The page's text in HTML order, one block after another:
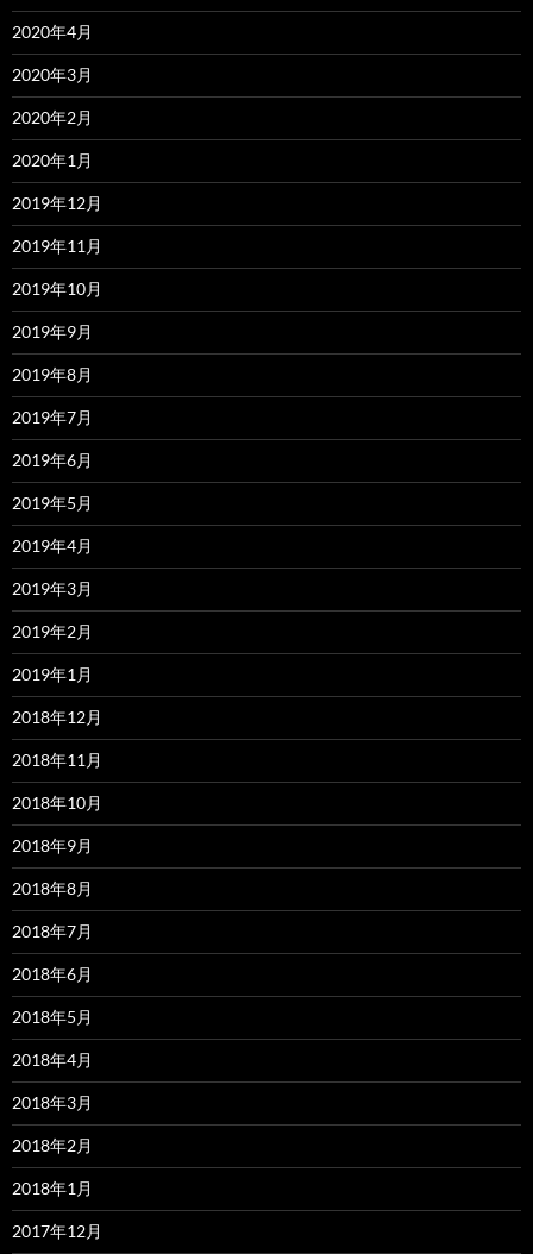
2020年4月
2020年3月
2020年2月
2020年1月
2019年12月
2019年11月
2019年10月
2019年9月
2019年8月
2019年7月
2019年6月
2019年5月
2019年4月
2019年3月
2019年2月
2019年1月
2018年12月
2018年11月
2018年10月
2018年9月
2018年8月
2018年7月
2018年6月
2018年5月
2018年4月
2018年3月
2018年2月
2018年1月
2017年12月